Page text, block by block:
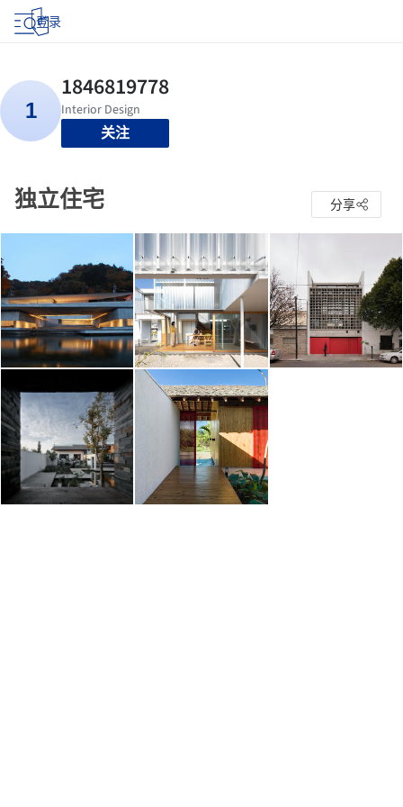
登录
关注
独立住宅 分享